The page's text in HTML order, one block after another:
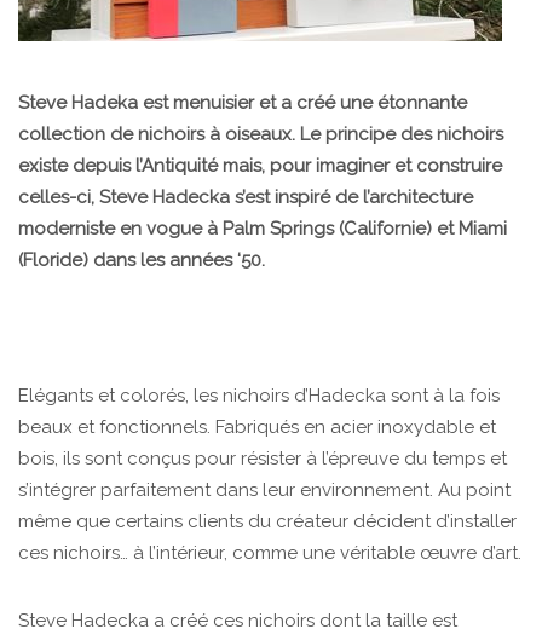
Steve Hadeka est menuisier et a créé une étonnante
collection de nichoirs à oiseaux. Le principe des nichoirs
existe depuis l’Antiquité mais, pour imaginer et construire
celles-ci, Steve Hadecka s’est inspiré de l’architecture
moderniste en vogue à Palm Springs (Californie) et Miami
(Floride) dans les années ‘50.
Elégants et colorés, les nichoirs d’Hadecka sont à la fois
beaux et fonctionnels. Fabriqués en acier inoxydable et
bois, ils sont conçus pour résister à l’épreuve du temps et
s’intégrer parfaitement dans leur environnement. Au point
même que certains clients du créateur décident d’installer
ces nichoirs… à l’intérieur, comme une véritable œuvre d’art.
Steve Hadecka a créé ces nichoirs dont la taille est